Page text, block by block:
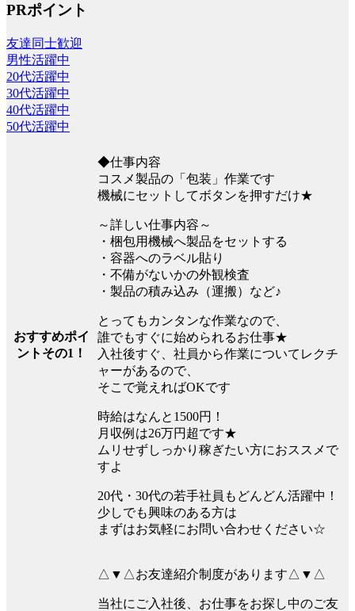
PRポイント
友達同士歓迎
男性活躍中
20代活躍中
30代活躍中
40代活躍中
50代活躍中
おすすめポイ
ントその1！
◆仕事内容
コスメ製品の「包装」作業です
機械にセットしてボタンを押すだけ★
～詳しい仕事内容～
・梱包用機械へ製品をセットする
・容器へのラベル貼り
・不備がないかの外観検査
・製品の積み込み（運搬）など♪
とってもカンタンな作業なので、
誰でもすぐに始められるお仕事★
入社後すぐ、社員から作業についてレクチ
ャーがあるので、
そこで覚えればOKです
時給はなんと1500円！
月収例は26万円超です★
ムリせずしっかり稼ぎたい方におススメで
すよ
20代・30代の若手社員もどんどん活躍中！
少しでも興味のある方は
まずはお気軽にお問い合わせください☆
△▼△お友達紹介制度があります△▼△
当社にご入社後、お仕事をお探し中のご友